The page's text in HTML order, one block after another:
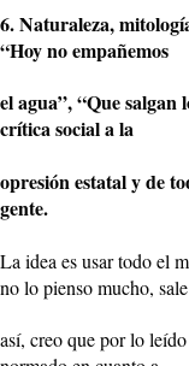
6. Naturaleza,
“Hoy no empañemos
el agua”, “Que
crítica social a la
opresión estatal y de
gente.
La idea es usar todo el
no lo pienso mucho, sale
así, creo que por lo